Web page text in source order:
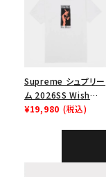
ノツイル キャンプキャ
ップ ブラック
Supreme シュプリー
ム 2026SS Wish
Tee ウィッシュTシ
¥19,980 (税込)